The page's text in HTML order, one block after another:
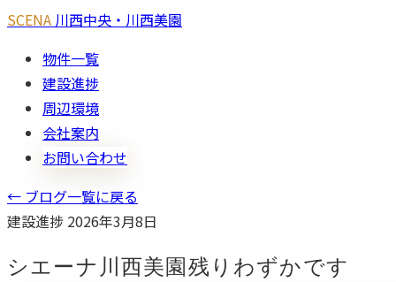
SCENA 川西中央・川西美園
物件一覧
建設進捗
周辺環境
会社案内
お問い合わせ
← ブログ一覧に戻る
建設進捗 2026年3月8日
シエーナ川西美園残りわずかです